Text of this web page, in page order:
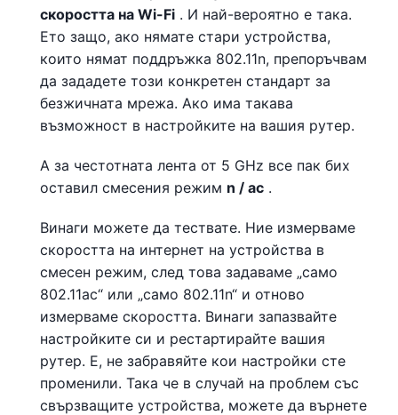
скоростта на Wi-Fi . И най-вероятно е така.
Ето защо, ако нямате стари устройства,
които нямат поддръжка 802.11n, препоръчвам
да зададете този конкретен стандарт за
безжичната мрежа. Ако има такава
възможност в настройките на вашия рутер.
А за честотната лента от 5 GHz все пак бих
оставил смесения режим n / ac .
Винаги можете да тествате. Ние измерваме
скоростта на интернет на устройства в
смесен режим, след това задаваме „само
802.11ac“ или „само 802.11n“ и отново
измерваме скоростта. Винаги запазвайте
настройките си и рестартирайте вашия
рутер. Е, не забравяйте кои настройки сте
променили. Така че в случай на проблем със
свързващите устройства, можете да върнете